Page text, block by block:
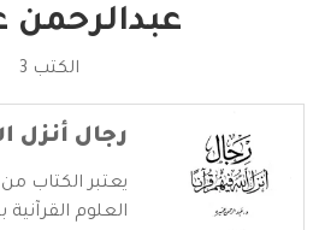
عبدالرحمن
الكتب 3
رجال أنزل
يعتبر الكتاب
العلوم